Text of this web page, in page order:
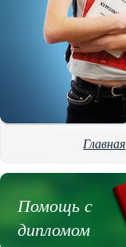
Главная
Помощь с
дипломом